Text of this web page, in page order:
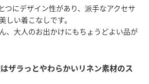
つにデザイン性があり、派手なアクセサ
しい着こなしです。
、大人のお出かけにもちょうどよい品が
ザラっとやわらかいリネン素材のス